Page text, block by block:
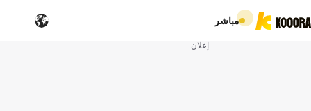
مباشر
إعلان